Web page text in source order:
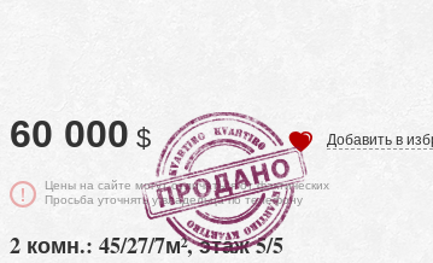
60 000 $ Добавить в
Цены на сайте могут отличаться от фактических
Просьба уточнять у владельца по телефону
2 комн.: 45/27/7м², этаж 5/5